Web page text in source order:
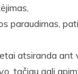
paraudimas,
atsiranda ant
tačiau gali